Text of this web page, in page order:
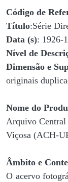
Código de
Título:Série
Data (s): 1926-
Nível de
Dimensão e
originais
Nome do
Arquivo Central
Viçosa (ACH-
Âmbito e
O acervo